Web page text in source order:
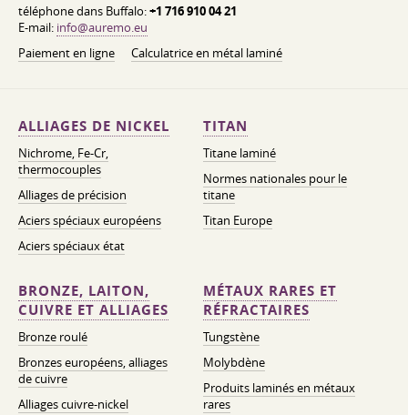
téléphone dans Buffalo:+1 716 910 04 21
E-mail: info@auremo.eu
Paiement en ligne
Calculatrice en métal laminé
ALLIAGES DE NICKEL
Nichrome, Fe-Cr,
thermocouples
Alliages de précision
Aciers spéciaux européens
Aciers spéciaux état
TITAN
Titane laminé
Normes nationales pour le
titane
Titan Europe
BRONZE, LAITON,
CUIVRE ET ALLIAGES
Bronze roulé
Bronzes européens, alliages
de cuivre
Alliages cuivre-nickel
MÉTAUX RARES ET
RÉFRACTAIRES
Tungstène
Molybdène
Produits laminés en métaux
rares